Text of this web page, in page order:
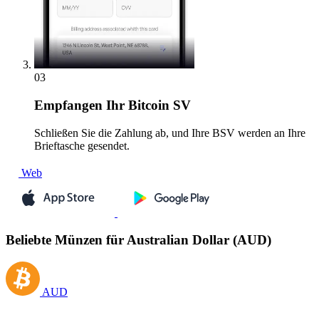
03
Empfangen Ihr Bitcoin SV
Schließen Sie die Zahlung ab, und Ihre BSV werden an Ihre
Brieftasche gesendet.
Web
Beliebte Münzen für Australian Dollar (AUD)
AUD